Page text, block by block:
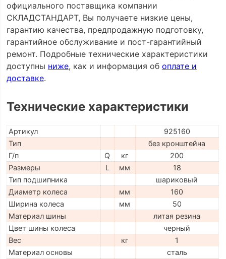
официального поставщика компании
СКЛАДСТАНДАРТ, Вы получаете низкие цены,
гарантию качества, предпродажную подготовку,
гарантийное обслуживание и пост-гарантийный
ремонт. Подробные технические характеристики
доступны ниже, как и информация об оплате и
доставке.
Технические характеристики
Артикул
925160
Тип
без кронштейна
Г/п
Q кг
200
Размеры
L мм
18
Тип подшипника
шариковый
Диаметр колеса
мм
160
Ширина колеса
мм
50
Материал шины
литая резина
Цвет шины колеса
черный
Вес
кг
1
Материал основы
сталь